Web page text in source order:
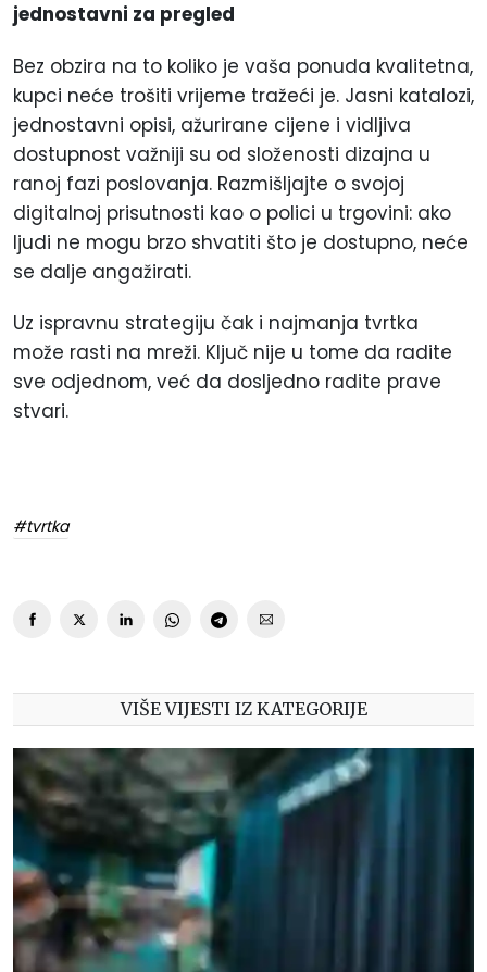
jednostavni za pregled
Bez obzira na to koliko je vaša ponuda kvalitetna,
kupci neće trošiti vrijeme tražeći je. Jasni katalozi,
jednostavni opisi, ažurirane cijene i vidljiva
dostupnost važniji su od složenosti dizajna u
ranoj fazi poslovanja. Razmišljajte o svojoj
digitalnoj prisutnosti kao o polici u trgovini: ako
ljudi ne mogu brzo shvatiti što je dostupno, neće
se dalje angažirati.
Uz ispravnu strategiju čak i najmanja tvrtka
može rasti na mreži. Ključ nije u tome da radite
sve odjednom, već da dosljedno radite prave
stvari.
#tvrtka
VIŠE VIJESTI IZ KATEGORIJE